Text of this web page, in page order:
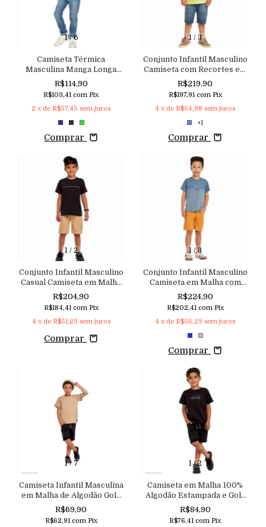
1/6
Camiseta Térmica
Masculina Manga Longa
Macutie
R$114,90
R$103,41 com Pix
2 x de R$57,45 sem juros
Comprar
1/ 3
Conjunto Infantil Masculino
Camiseta com Recortes em
Malha de Algodão e
Bermuda em Jeans Denim
com Elastano Macutie
R$219,90
R$197,91 com Pix
4 x de R$54,98 sem juros
+1
Comprar
1/ 2
Conjunto Infantil Masculino
Casual Camiseta em Malha
de Algodão Bordada e
Bermuda em Tencelino
Macutie
R$204,90
R$184,41 com Pix
4 x de R$51,23 sem juros
Comprar
1/3
Conjunto Infantil Masculino
Camiseta em Malha com
Recorte e Bordado e
Bermuda em Viscolinho
Aconchego
R$224,90
R$202,41 com Pix
4 x de R$56,23 sem juros
Comprar
1/ 7
Camiseta Infantil Masculina
em Malha de Algodão Gola
em Ribana Macutie
R$69,90
R$62,91 com Pix
1/2
Camiseta em Malha 100%
Algodão Estampada e Gola
em Ribana Macutie
R$84,90
R$76,41 com Pix